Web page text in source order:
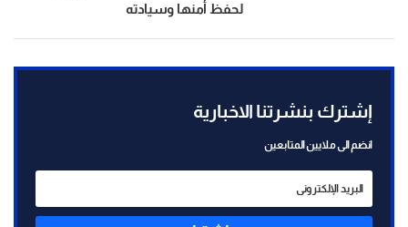
لحفظ أمنها وسيادته
إشترك بنشرتنا الاخبارية
انضم الى ملايين المتابعين